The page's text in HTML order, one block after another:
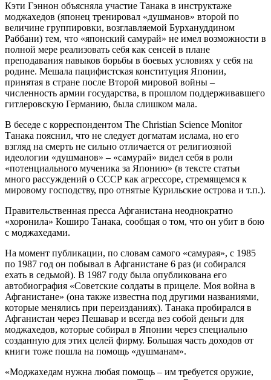
Кэти Гэннон объясняла участие Танака в инструктаже
моджахедов (японец тренировал «душманов» второй по
величине группировки, возглавляемой Бурхануддином
Раббани) тем, что «японский самурай» не имел возможности в
полной мере реализовать себя как сенсей в плане
преподавания навыков борьбы в боевых условиях у себя на
родине. Мешала пацифистская конституция Японии,
принятая в стране после Второй мировой войны –
численность армии государства, в прошлом поддерживавшего
гитлеровскую Германию, была слишком мала.
В беседе с корреспондентом The Christian Science Monitor
Танака пояснил, что не следует догматам ислама, но его
взгляд на смерть не сильно отличается от религиозной
идеологии «душманов» – «самурай» видел себя в роли
«потенциального мученика за Японию» (в тексте статьи
много рассуждений о СССР как агрессоре, стремящемся к
мировому господству, про отнятые Курильские острова и т.п.).
Правительственная пресса Афганистана неоднократно
«хоронила» Коширо Танака, сообщая о том, что он убит в бою
с моджахедами.
На момент публикации, по словам самого «самурая», с 1985
по 1987 год он побывал в Афганистане 6 раз (и собирался
ехать в седьмой). В 1987 году была опубликована его
автобиография «Советские солдаты в прицеле. Моя война в
Афганистане» (она также известна под другими названиями,
которые менялись при переизданиях). Танака пробирался в
Афганистан через Пешавар и всегда вез собой деньги для
моджахедов, которые собирал в Японии через специально
созданную для этих целей фирму. Большая часть доходов от
книги тоже пошла на помощь «душманам».
«Моджахедам нужна любая помощь – им требуется оружие,